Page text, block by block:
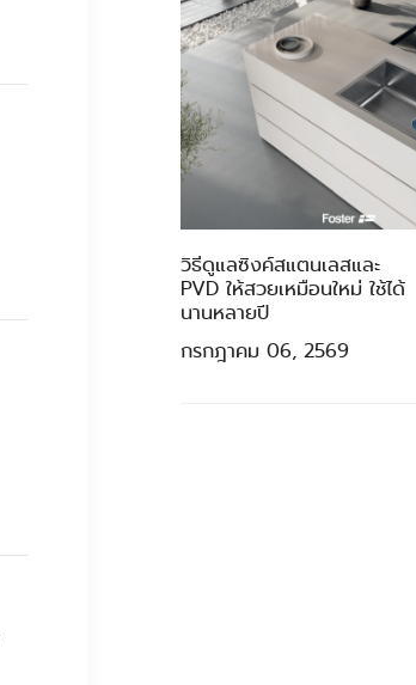
วิธีดูแลซิงค์สแตนเลสและ
PVD ให้สวยเหมือนใหม่ ใช้ได้
นานหลายปี
กรกฎาคม 06, 2569